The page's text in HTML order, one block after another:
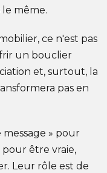
même.
ce n'est pas
un bouclier
et, surtout, la
pas en
» pour
être vraie,
Leur rôle est de